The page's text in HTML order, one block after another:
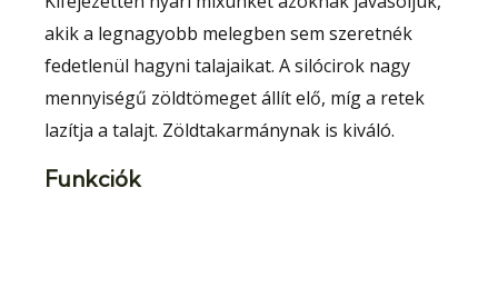
akik a legnagyobb melegben sem szeretnék
fedetlenül hagyni talajaikat. A silócirok nagy
mennyiségű zöldtömeget állít elő, míg a retek
lazítja a talajt. Zöldtakarmánynak is kiváló.
Funkciók